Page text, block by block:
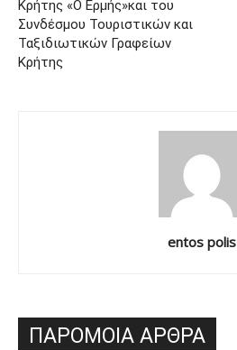
Κρήτης «Ο Ερμής»και του
Συνδέσμου Τουριστικών και
Ταξιδιωτικών Γραφείων
Κρήτης
entos polis
ΠΑΡΟΜΟΙΑ ΑΡΘΡΑ